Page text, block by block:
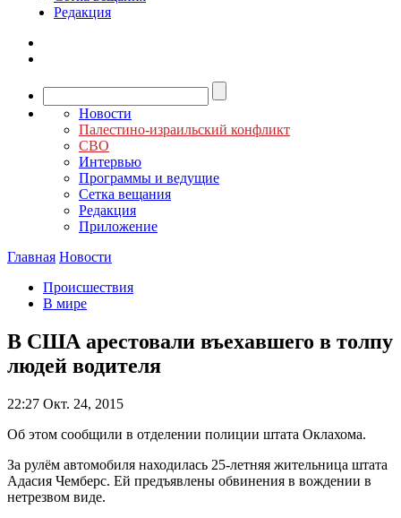
Редакция
Новости
Палестино-израильский конфликт
СВО
Интервью
Программы и ведущие
Сетка вещания
Редакция
Приложение
Главная Новости
Происшествия
В мире
В США арестовали въехавшего в толпу
людей водителя
22:27 Окт. 24, 2015
Об этом сообщили в отделении полиции штата Оклахома.
За рулём автомобиля находилась 25-летняя жительница штата
Адасия Чемберс. Ей предъявлены обвинения в вождении в
нетрезвом виде.